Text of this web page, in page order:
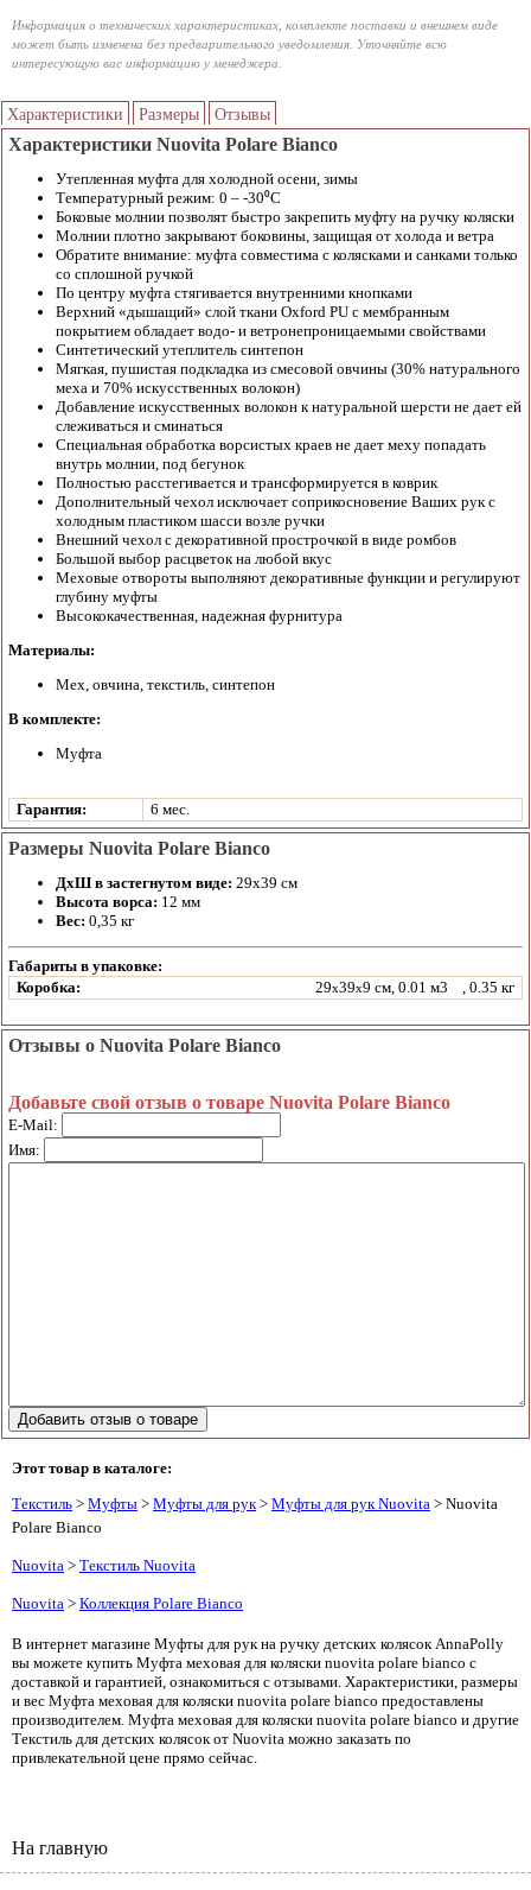
Информация о технических характеристиках, комплекте поставки и внешнем виде
может быть изменена без предварительного уведомления. Уточняйте всю
интересующую вас информацию у менеджера.
Характеристики Размеры Отзывы
Характеристики Nuovita Polare Bianco
Утепленная муфта для холодной осени, зимы
Температурный режим: 0 – -30⁰С
Боковые молнии позволят быстро закрепить муфту на ручку коляски
Молнии плотно закрывают боковины, защищая от холода и ветра
Обратите внимание: муфта совместима с колясками и санками только
со сплошной ручкой
По центру муфта стягивается внутренними кнопками
Верхний «дышащий» слой ткани Oxford PU с мембранным
покрытием обладает водо- и ветронепроницаемыми свойствами
Синтетический утеплитель синтепон
Мягкая, пушистая подкладка из смесовой овчины (30% натурального
меха и 70% искусственных волокон)
Добавление искусственных волокон к натуральной шерсти не дает ей
слеживаться и сминаться
Специальная обработка ворсистых краев не дает меху попадать
внутрь молнии, под бегунок
Полностью расстегивается и трансформируется в коврик
Дополнительный чехол исключает соприкосновение Ваших рук с
холодным пластиком шасси возле ручки
Внешний чехол с декоративной прострочкой в виде ромбов
Большой выбор расцветок на любой вкус
Меховые отвороты выполняют декоративные функции и регулируют
глубину муфты
Высококачественная, надежная фурнитура
Материалы:
Мех, овчина, текстиль, синтепон
В комплекте:
Муфта
Гарантия: 6 мес.
Размеры Nuovita Polare Bianco
ДхШ в застегнутом виде: 29х39 см
Высота ворса: 12 мм
Вес: 0,35 кг
Габариты в упаковке:
Коробка:
29x39x9 см, 0.01 м3 , 0.35 кг
Отзывы о Nuovita Polare Bianco
Добавьте свой отзыв о товаре Nuovita Polare Bianco
E-Mail:
Имя:
Этот товар в каталоге:
Текстиль > Муфты > Муфты для рук> Муфты для рук Nuovita > Nuovita
Polare Bianco
Nuovita > Текстиль Nuovita
Nuovita > Коллекция Polare Bianco
В интернет магазине Муфты для рук на ручку детских колясок AnnaPolly
вы можете купить Муфта меховая для коляски nuovita polare bianco с
доставкой и гарантией, ознакомиться с отзывами. Характеристики, размеры
и вес Муфта меховая для коляски nuovita polare bianco предоставлены
производителем. Муфта меховая для коляски nuovita polare bianco и другие
Текстиль для детских колясок от Nuovita можно заказать по
привлекательной цене прямо сейчас.
На главную